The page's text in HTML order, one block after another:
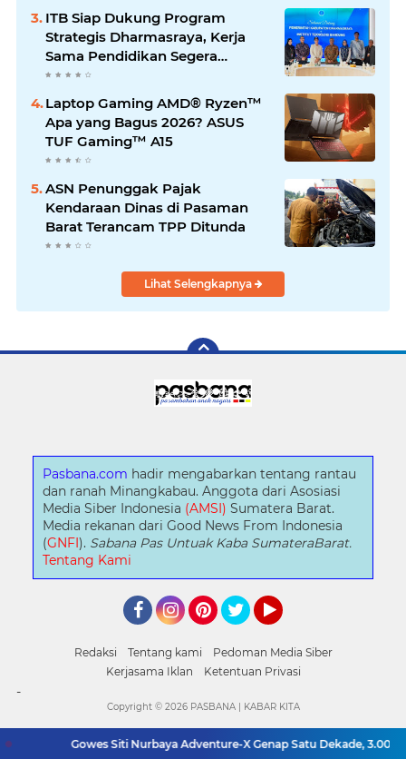
ITB Siap Dukung Program
Strategis Dharmasraya, Kerja
Sama Pendidikan Segera
Difinalkan
Laptop Gaming AMD® Ryzen™
Apa yang Bagus 2026? ASUS
TUF Gaming™ A15
ASN Penunggak Pajak
Kendaraan Dinas di Pasaman
Barat Terancam TPP Ditunda
Lihat Selengkapnya
Pasbana.com hadir mengabarkan tentang rantau
dan ranah Minangkabau. Anggota dari Asosiasi
Media Siber Indonesia (AMSI) Sumatera Barat.
Media rekanan dari Good News From Indonesia
(GNFI). Sabana Pas Untuak Kaba SumateraBarat.
Tentang Kami
Redaksi Tentang kami
Pedoman Media Siber
Kerjasama Iklan
Ketentuan Privasi
-
Gowes Siti Nurbaya Adventure-X Genap Satu Dekade, 3.000
Copyright © 2026 PASBANA | KABAR KITA